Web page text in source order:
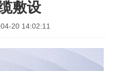
敷设
20 14:02:11